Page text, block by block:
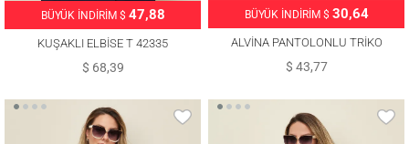
BÜYÜK İNDİRİM $ 47,88
KUŞAKLI ELBİSE T 42335
$ 68,39
BÜYÜK İNDİRİM $ 30,64
ALVİNA PANTOLONLU TRİKO
TAKIM T 42124
$ 43,77